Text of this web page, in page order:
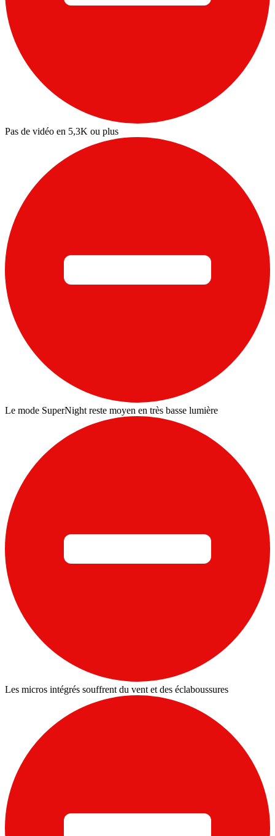
Pas de vidéo en 5,3K ou plus
Le mode SuperNight reste moyen en très basse lumière
Les micros intégrés souffrent du vent et des éclaboussures